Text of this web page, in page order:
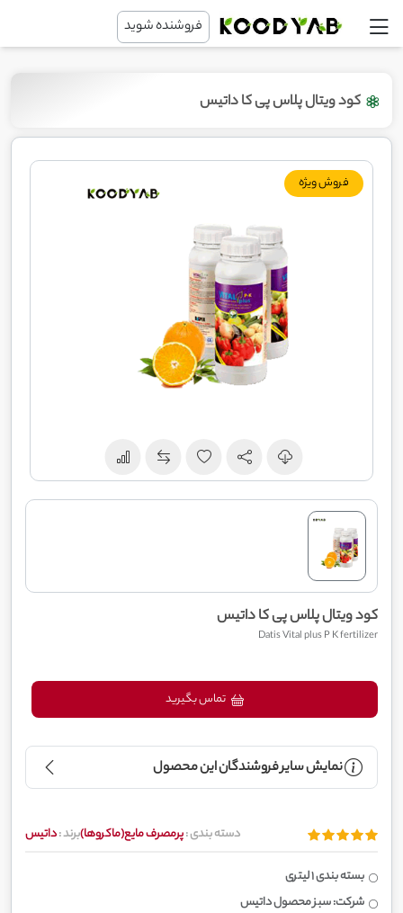
فروشنده شوید
کود ویتال پلاس پی کا داتیس
فروش ویژه
کود ویتال پلاس پی کا داتیس
Datis Vital plus P K fertilizer
نمایش سایر فروشندگان این محصول
دسته بندی :پرمصرف مایع(ماکروها)برند :داتیس
بسته بندی 1 لیتری
شرکت: سبز محصول داتیس